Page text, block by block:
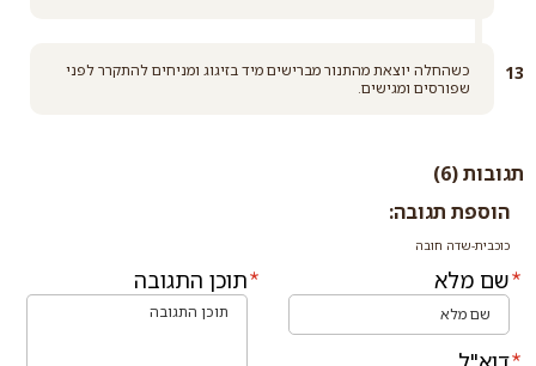
כשהחלה יוצאת מהתנור מברישים מיד בזיגוג ומניחים להתקרר לפני
שפורסים ומגישים.
תגובות (6)
הוספת תגובה:
כוכבית-שדה חובה
שם מלא תוכן התגובה